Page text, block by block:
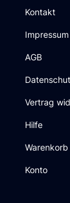
Kontakt
Impressum
AGB
Vertrag
Hilfe
Warenkorb
Konto